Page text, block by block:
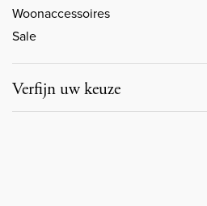
Woonaccessoires
Sale
Verfijn uw keuze